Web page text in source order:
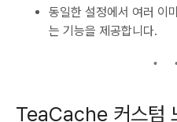
동일한 설정에서 여러 이
는 기능을 제공합니다.
TeaCache 커스텀